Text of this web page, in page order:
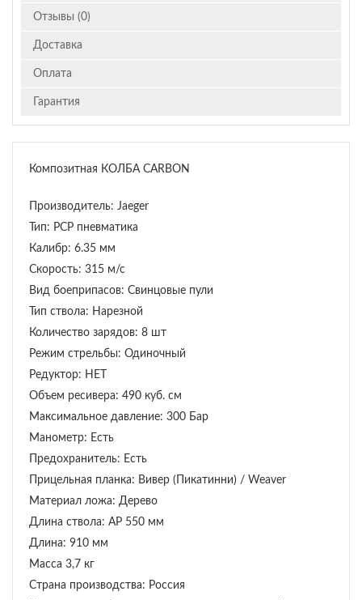
Отзывы (0)
Доставка
Оплата
Гарантия
Композитная КОЛБА CARBON
Производитель: Jaeger
Тип: PCP пневматика
Калибр: 6.35 мм
Скорость: 315 м/с
Вид боеприпасов: Свинцовые пули
Тип ствола: Нарезной
Количество зарядов: 8 шт
Режим стрельбы: Одиночный
Редуктор: НЕТ
Объем ресивера: 490 куб. см
Максимальное давление: 300 Бар
Манометр: Есть
Предохранитель: Есть
Прицельная планка: Вивер (Пикатинни) / Weaver
Материал ложа: Дерево
Длина ствола: AP 550 мм
Длина: 910 мм
Масса 3,7 кг
Страна производства: Россия